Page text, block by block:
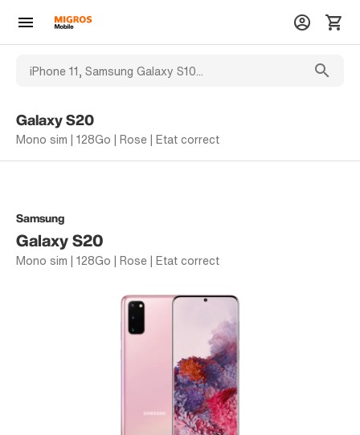
Galaxy S20
Mono sim | 128Go | Rose | Etat correct
Samsung
Galaxy S20
Mono sim | 128Go | Rose | Etat correct